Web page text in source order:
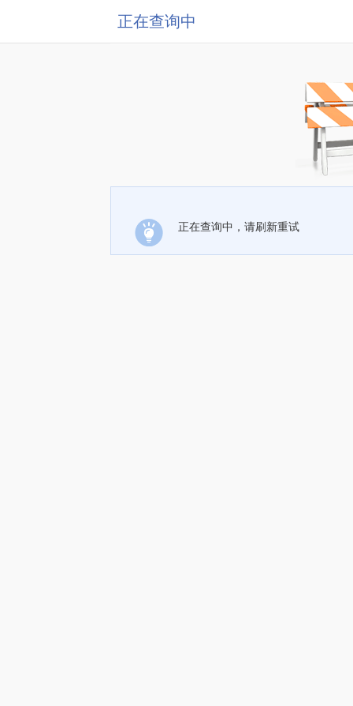
正在查询中
正在查询中，请刷新重试